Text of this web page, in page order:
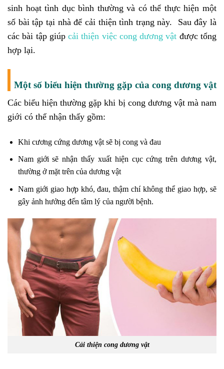
sinh hoạt tình dục bình thường và có thể thực hiện một
số bài tập tại nhà để cải thiện tình trạng này. Sau đây là
các bài tập giúpcải thiện việc cong dương vật được tổng
hợp lại.
Một số biểu hiện thường gặp của cong dương vật
Các biểu hiện thường gặp khi bị cong dương vật mà nam
giới có thể nhận thấy gồm:
Khi cương cứng dương vật sẽ bị cong và đau
Nam giới sẽ nhận thấy xuất hiện cục cứng trên dương vật,
thường ở mặt trên của dương vật
Nam giới giao hợp khó, đau, thậm chí không thể giao hợp, sẽ
gây ảnh hưởng đến tâm lý của người bệnh.
Cải thiện cong dương vật